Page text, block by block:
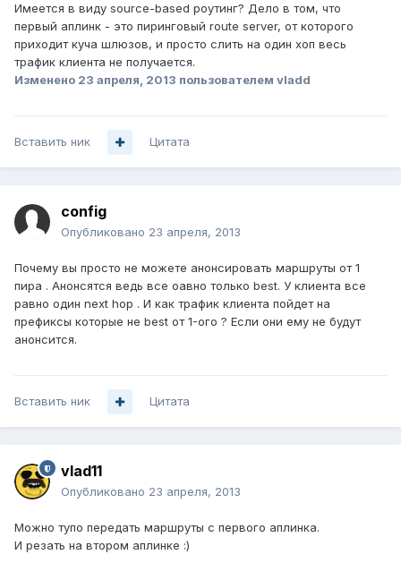
Имеется в виду source-based роутинг? Дело в том, что
первый аплинк - это пиринговый route server, от которого
приходит куча шлюзов, и просто слить на один хоп весь
трафик клиента не получается.
Изменено 23 апреля, 2013 пользователем vladd
Вставить ник Цитата
config
Опубликовано 23 апреля, 2013
Почему вы просто не можете анонсировать маршруты от 1
пира . Анонсятся ведь все оавно только best. У клиента все
равно один next hop . И как трафик клиента пойдет на
префиксы которые не best от 1-ого ? Если они ему не будут
анонсится.
Вставить ник Цитата
vlad11
Опубликовано 23 апреля, 2013
Можно тупо передать маршруты с первого аплинка.
И резать на втором аплинке :)